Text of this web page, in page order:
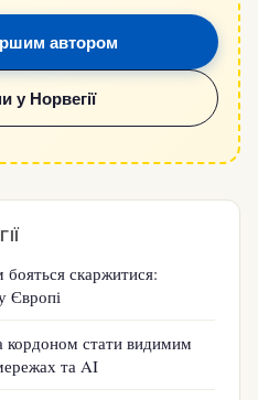
автором
у Норвегії
скаржитися:
Європі
кордоном стати видимим
та AI